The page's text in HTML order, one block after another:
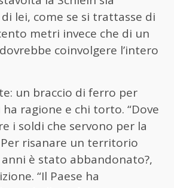
lei, come se si trattasse di
metri invece che di un
coinvolgere l’intero
un braccio di ferro per
ragione e chi torto. “Dove
i soldi che servono per la
risanare un territorio
è stato abbandonato?,
“Il Paese ha